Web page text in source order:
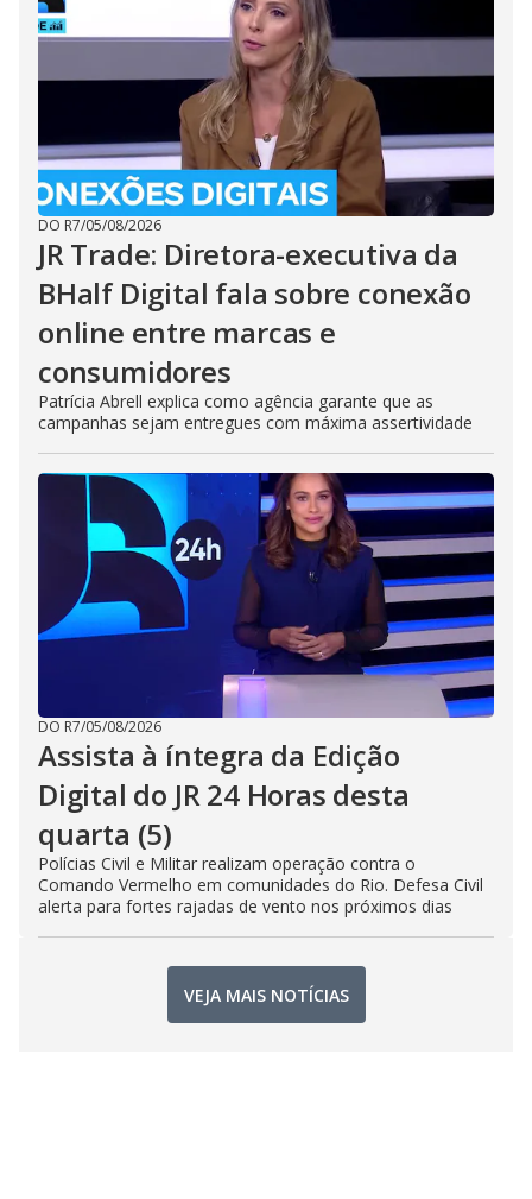
DO R7/05/08/2026
JR Trade: Diretora-executiva da
BHalf Digital fala sobre conexão
online entre marcas e
consumidores
Patrícia Abrell explica como agência garante que as
campanhas sejam entregues com máxima assertividade
DO R7/05/08/2026
Assista à íntegra da Edição
Digital do JR 24 Horas desta
quarta (5)
Polícias Civil e Militar realizam operação contra o
Comando Vermelho em comunidades do Rio. Defesa Civil
alerta para fortes rajadas de vento nos próximos dias
VEJA MAIS NOTÍCIAS